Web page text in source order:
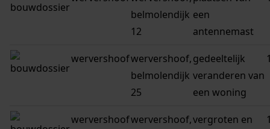
belmolendijk
12
een
antennemast
wervershoofwervershoof,
belmolendijk
25
gedeeltelijk
veranderen van
een woning
wervershoofwervershoof,vergroten en